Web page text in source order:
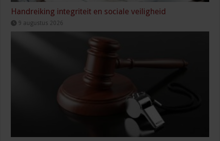
Handreiking integriteit en sociale veiligheid
9 augustus 2026